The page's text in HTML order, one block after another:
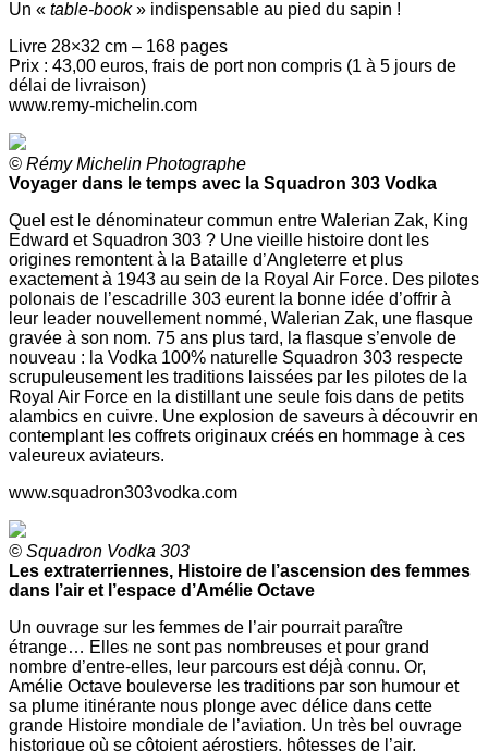
Un « table-book» indispensable au pied du sapin !
Livre 28×32 cm – 168 pages
Prix : 43,00 euros, frais de port non compris (1 à 5 jours de
délai de livraison)
www.remy-michelin.com
© Rémy Michelin Photographe
Voyager dans le temps avec la Squadron 303 Vodka
Quel est le dénominateur commun entre Walerian Zak, King
Edward et Squadron 303 ? Une vieille histoire dont les
origines remontent à la Bataille d’Angleterre et plus
exactement à 1943 au sein de la Royal Air Force. Des pilotes
polonais de l’escadrille 303 eurent la bonne idée d’offrir à
leur leader nouvellement nommé, Walerian Zak, une flasque
gravée à son nom. 75 ans plus tard, la flasque s’envole de
nouveau : la Vodka 100% naturelle Squadron 303 respecte
scrupuleusement les traditions laissées par les pilotes de la
Royal Air Force en la distillant une seule fois dans de petits
alambics en cuivre. Une explosion de saveurs à découvrir en
contemplant les coffrets originaux créés en hommage à ces
valeureux aviateurs.
www.squadron303vodka.com
© Squadron Vodka 303
Les extraterriennes, Histoire de l’ascension des femmes
dans l’air et l’espace d’Amélie Octave
Un ouvrage sur les femmes de l’air pourrait paraître
étrange… Elles ne sont pas nombreuses et pour grand
nombre d’entre-elles, leur parcours est déjà connu. Or,
Amélie Octave bouleverse les traditions par son humour et
sa plume itinérante nous plonge avec délice dans cette
grande Histoire mondiale de l’aviation. Un très bel ouvrage
historique où se côtoient aérostiers, hôtesses de l’air,